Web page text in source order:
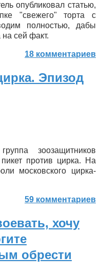
опубликовал статью,
"свежего" торта с
полностью, дабы
сей факт.
18 комментариев
Эпизод
зоозащитников
против цирка. На
московского цирка-
59 комментариев
хочу
обрести